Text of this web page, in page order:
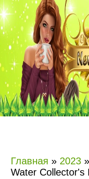
Главная » 2023 »
Water Collector's